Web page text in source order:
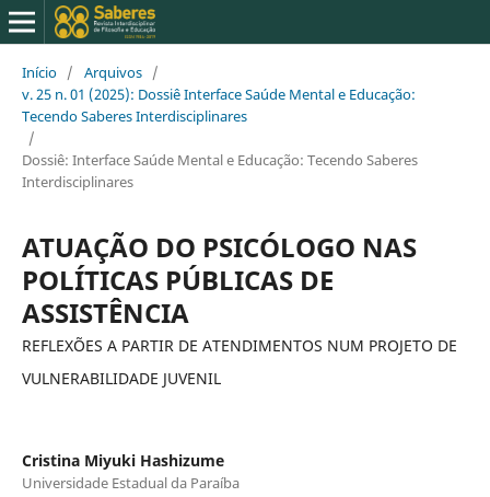
Início / Arquivos /
v. 25 n. 01 (2025): Dossiê Interface Saúde Mental e Educação:
Tecendo Saberes Interdisciplinares
/
Dossiê: Interface Saúde Mental e Educação: Tecendo Saberes
Interdisciplinares
ATUAÇÃO DO PSICÓLOGO NAS
POLÍTICAS PÚBLICAS DE
ASSISTÊNCIA
REFLEXÕES A PARTIR DE ATENDIMENTOS NUM PROJETO DE
VULNERABILIDADE JUVENIL
Cristina Miyuki Hashizume
Universidade Estadual da Paraíba